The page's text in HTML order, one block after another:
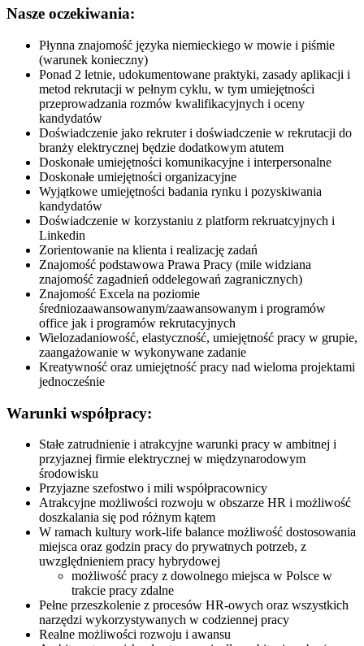
Nasze oczekiwania:
Płynna znajomość języka niemieckiego w mowie i piśmie
(warunek konieczny)
Ponad 2 letnie, udokumentowane praktyki, zasady aplikacji i
metod rekrutacji w pełnym cyklu, w tym umiejętności
przeprowadzania rozmów kwalifikacyjnych i oceny
kandydatów
Doświadczenie jako rekruter i doświadczenie w rekrutacji do
branży elektrycznej będzie dodatkowym atutem
Doskonałe umiejętności komunikacyjne i interpersonalne
Doskonałe umiejętności organizacyjne
Wyjątkowe umiejętności badania rynku i pozyskiwania
kandydatów
Doświadczenie w korzystaniu z platform rekruatcyjnych i
Linkedin
Zorientowanie na klienta i realizację zadań
Znajomość podstawowa Prawa Pracy (mile widziana
znajomość zagadnień oddelegowań zagranicznych)
Znajomość Excela na poziomie
średniozaawansowanym/zaawansowanym i programów
office jak i programów rekrutacyjnych
Wielozadaniowość, elastyczność, umiejętność pracy w grupie,
zaangażowanie w wykonywane zadanie
Kreatywność oraz umiejętność pracy nad wieloma projektami
jednocześnie
Warunki współpracy:
Stałe zatrudnienie i atrakcyjne warunki pracy w ambitnej i
przyjaznej firmie elektrycznej w międzynarodowym
środowisku
Przyjazne szefostwo i mili współpracownicy
Atrakcyjne możliwości rozwoju w obszarze HR i możliwość
doszkalania się pod różnym kątem
W ramach kultury work-life balance możliwość dostosowania
miejsca oraz godzin pracy do prywatnych potrzeb, z
uwzględnieniem pracy hybrydowej
możliwość pracy z dowolnego miejsca w Polsce w
trakcie pracy zdalne
Pełne przeszkolenie z procesów HR-owych oraz wszystkich
narzędzi wykorzystywanych w codziennej pracy
Realne możliwości rozwoju i awansu